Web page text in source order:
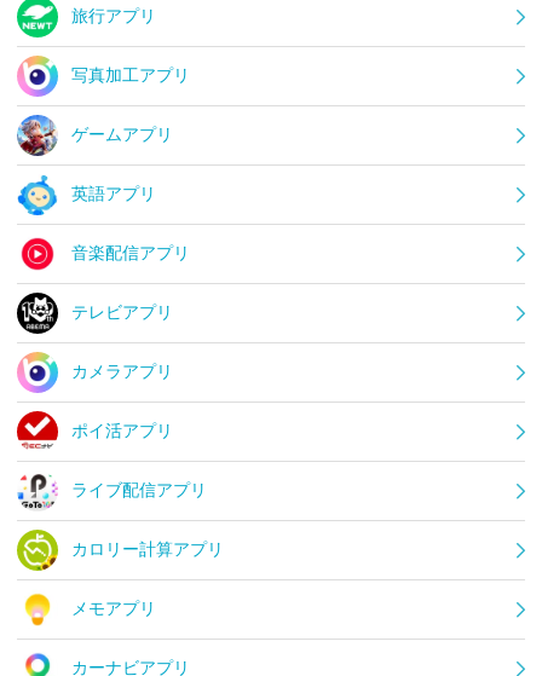
旅行アプリ
写真加工アプリ
ゲームアプリ
英語アプリ
音楽配信アプリ
テレビアプリ
カメラアプリ
ポイ活アプリ
ライブ配信アプリ
カロリー計算アプリ
メモアプリ
カーナビアプリ